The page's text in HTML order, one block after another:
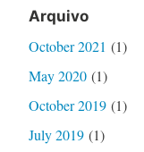
Arquivo
October 2021 (1)
May 2020(1)
October 2019(1)
July 2019(1)